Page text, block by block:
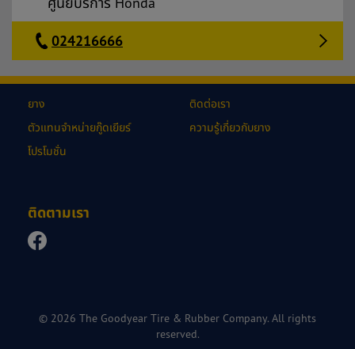
024216666
ยาง
ตัวแทนจำหน่ายกู๊ดเยียร์
โปรโมชั่น
ติดต่อเรา
ความรู้เกี่ยวกับยาง
ติดตามเรา
© 2026 The Goodyear Tire & Rubber Company. All rights
reserved.